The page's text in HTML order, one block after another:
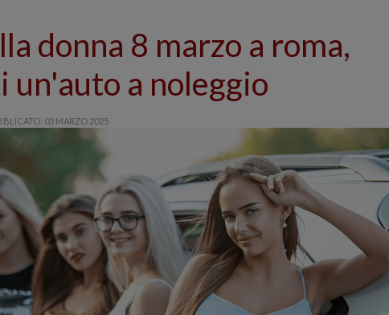
donna 8 marzo a roma,
un'auto a noleggio
03 MARZO 2025